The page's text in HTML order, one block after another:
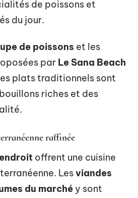
de poissons et
du jour.
de poissons et les
par Le Sana Beach
plats traditionnels sont
riches et des
raffinée
offrent une cuisine
Lesviandes
du marché y sont